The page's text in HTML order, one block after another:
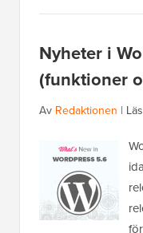
Nyheter i
(funktioner
Av Redaktionen |